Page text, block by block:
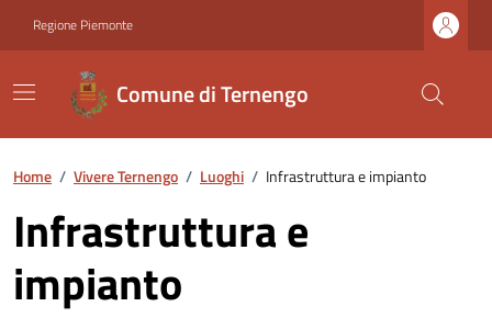
Regione Piemonte
Comune di Ternengo
Home / Vivere Ternengo / Luoghi / Infrastruttura e impianto
Infrastruttura e
impianto